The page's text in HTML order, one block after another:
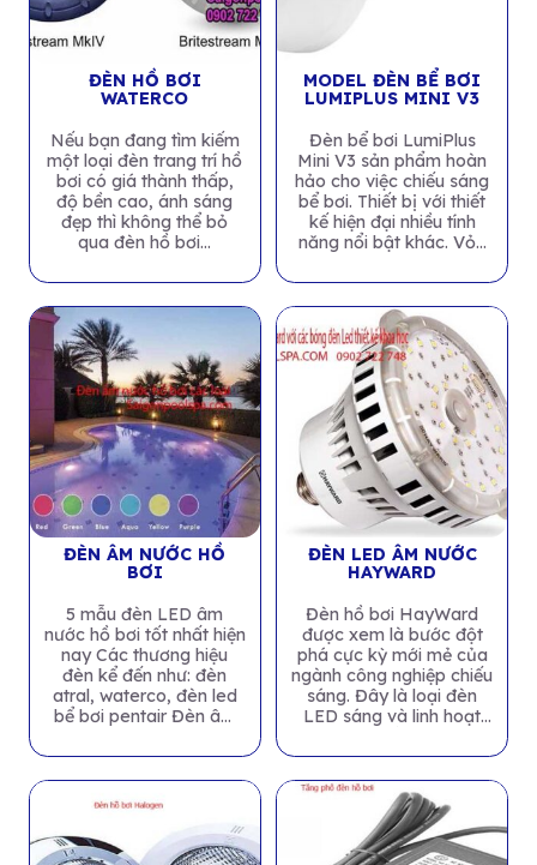
ĐÈN HỒ BƠI
WATERCO
Nếu bạn đang tìm kiếm
một loại đèn trang trí hồ
bơi có giá thành thấp,
độ bền cao, ánh sáng
đẹp thì không thể bỏ
qua đèn hồ bơi...
MODEL ĐÈN BỂ BƠI
LUMIPLUS MINI V3
Đèn bể bơi LumiPlus
Mini V3 sản phẩm hoàn
hảo cho việc chiếu sáng
bể bơi. Thiết bị với thiết
kế hiện đại nhiều tính
năng nổi bật khác. Vỏ...
ĐÈN ÂM NƯỚC HỒ
BƠI
5 mẫu đèn LED âm
nước hồ bơi tốt nhất hiện
nay Các thương hiệu
đèn kể đến như: đèn
atral, waterco, đèn led
bể bơi pentair Đèn âm
ĐÈN LED ÂM NƯỚC
HAYWARD
Đèn hồ bơi HayWard
được xem là bước đột
phá cực kỳ mới mẻ của
ngành công nghiệp chiếu
sáng. Đây là loại đèn
LED sáng và linh hoạt